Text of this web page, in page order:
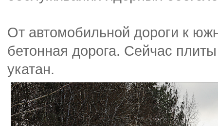
От автомобильной дороги к
бетонная дорога. Сейчас
укатан.